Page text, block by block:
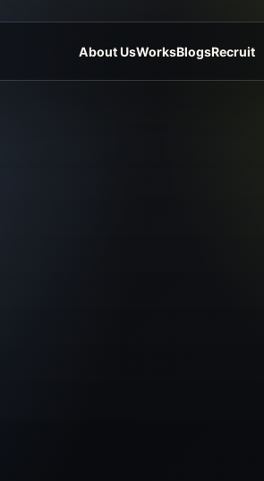
About UsWorksBlogsRecruit